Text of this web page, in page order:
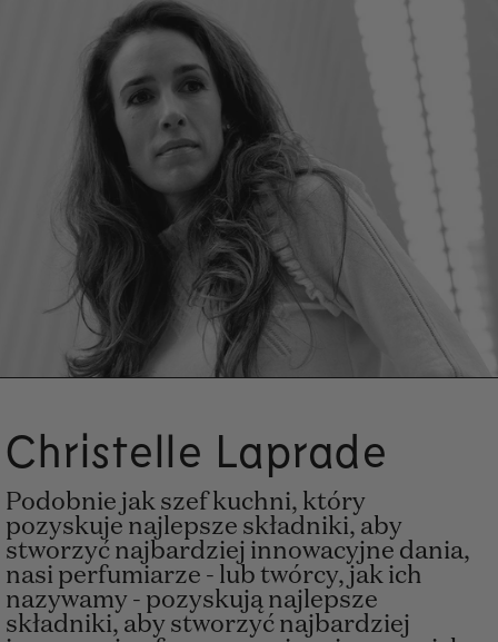
Christelle Laprade
Podobnie jak szef kuchni, który
pozyskuje najlepsze składniki, aby
stworzyć najbardziej innowacyjne dania,
nasi perfumiarze - lub twórcy, jak ich
nazywamy - pozyskują najlepsze
składniki, aby stworzyć najbardziej